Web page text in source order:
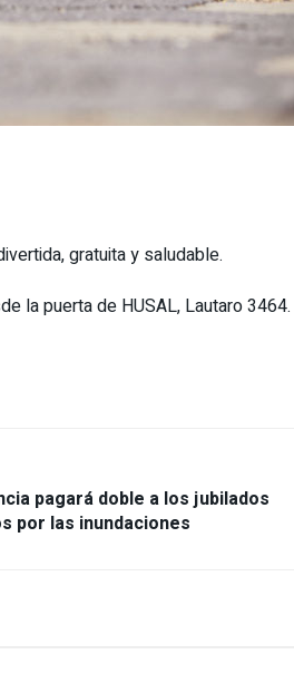
gratuita y saludable.
la puerta de HUSAL, Lautaro 3464.
pagará doble a los jubilados
por las inundaciones